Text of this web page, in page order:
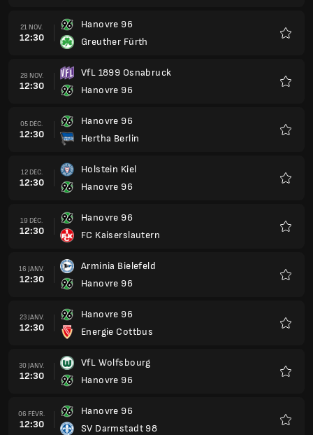
21 NOV.
12:30
Hanovre 96
Greuther Fürth
28 NOV.
12:30
VfL 1899 Osnabruck
Hanovre 96
05 DÉC.
12:30
Hanovre 96
Hertha Berlin
12 DÉC.
12:30
Holstein Kiel
Hanovre 96
19 DÉC.
12:30
Hanovre 96
FC Kaiserslautern
16 JANV.
12:30
Arminia Bielefeld
Hanovre 96
23 JANV.
12:30
Hanovre 96
Energie Cottbus
30 JANV.
12:30
VfL Wolfsbourg
Hanovre 96
06 FÉVR.
12:30
Hanovre 96
SV Darmstadt 98